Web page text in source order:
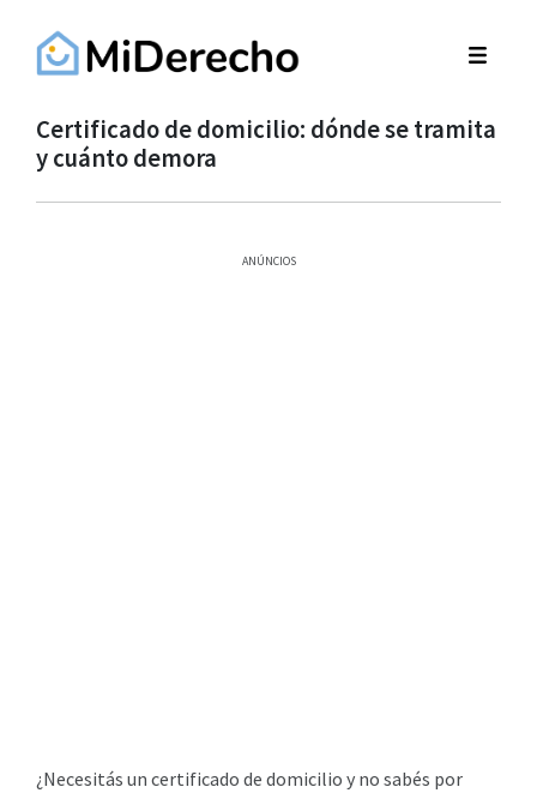
Certificado de domicilio: dónde se tramita
y cuánto demora
ANÚNCIOS
¿Necesitás un certificado de domicilio y no sabés por